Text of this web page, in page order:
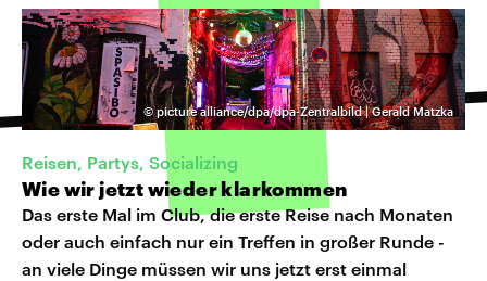
©picture alliance/dpa/dpa-Zentralbild | Gerald Matzka
Reisen, Partys, Socializing
Wie wir jetzt wieder klarkommen
Das erste Mal im Club, die erste Reise nach Monaten
oder auch einfach nur ein Treffen in großer Runde -
an viele Dinge müssen wir uns jetzt erst einmal